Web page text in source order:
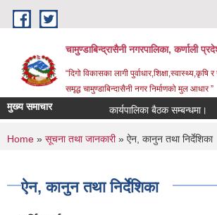
Skip to main content
चामुण्डाबिन्द्रासैनी नगरपालिका, कर्णाली
“दिगो विकासका लागी पुर्वाधार,शिक्षा,स्वास्थ्य,कृषि र
समृद्ध चामुण्डाबिन्दासैनी नगर निर्माणको मुल आधार ”
मुख्य समाचार कार्यपालिका बैठक सम्बन्धमा।
You are here
Home » सूचना तथा जानकारी» ऐन, कानुन तथा निर्देशिका
ऐन, कानुन तथा निर्देशिका